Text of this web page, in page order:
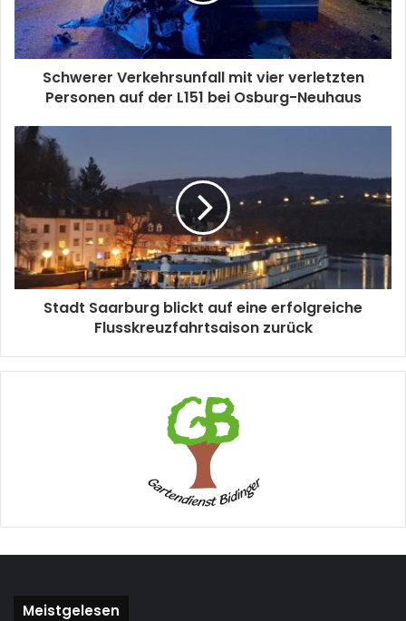
Schwerer Verkehrsunfall mit vier verletzten
Personen auf der L151 bei Osburg-Neuhaus
Stadt Saarburg blickt auf eine erfolgreiche
Flusskreuzfahrtsaison zurück
Meistgelesen